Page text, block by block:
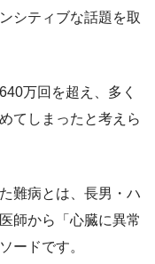
シティブな話題を取
万回を超え、多く
てしまったと考えら
難病とは、長男・ハ
師から「心臓に異常
ードです。